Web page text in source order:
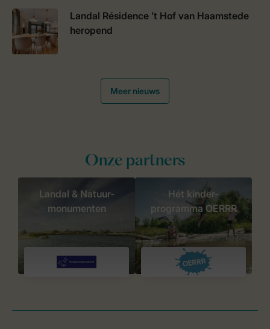
Landal Résidence ’t Hof van Haamstede
heropend
Meer nieuws
Onze partners
Landal & Natuur-
monumenten
Hét kinder-
programma OERRR